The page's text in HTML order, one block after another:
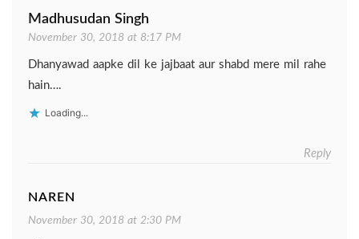
Madhusudan Singh
November 30, 2018 at 8:17 PM
Dhanyawad aapke dil ke jajbaat aur shabd mere mil rahe
hain….
Loading...
Reply
NAREN
November 30, 2018 at 2:30 PM